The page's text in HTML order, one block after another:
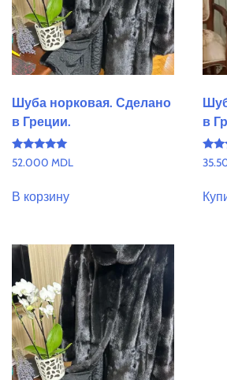
Шуба норковая. Сделано
в Греции.
Оценка
5.00
52.000 MDL
В корзину
в
5.00